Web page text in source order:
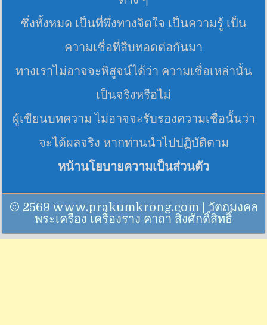
ซึ่งทั้งหมด เป็นที่พึ่งทางจิตใจ เป็นความรู้ เป็น
ความเชื่อที่สืบทอดต่อกันมา
ทางเราไม่อาจจะพิสูจน์ได้ว่า ความเชื่อเหล่านั้น
เป็นจริงหรือไม่
ผู้เขียนบทความ ไม่อาจจะรับรองความเชื่อนั้นว่า
จะได้ผลจริง หากท่านนำไปปฏิบัติตาม
หน้านโยบายความเป็นส่วนตัว
© 2569 www.prakumkrong.com | วัตถุมงคล
พระเครื่อง เครื่องราง คาถา สิ่งศักดิ์สิทธิ์